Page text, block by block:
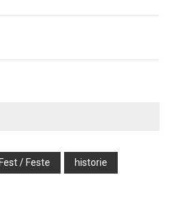
/ Feste historie